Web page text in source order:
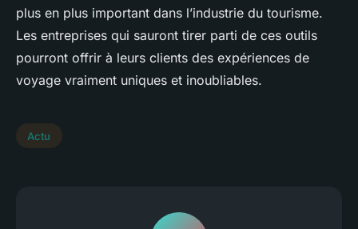
plus en plus important dans l’industrie du tourisme.
Les entreprises qui sauront tirer parti de ces outils
pourront offrir à leurs clients des expériences de
voyage vraiment uniques et inoubliables.
Actu